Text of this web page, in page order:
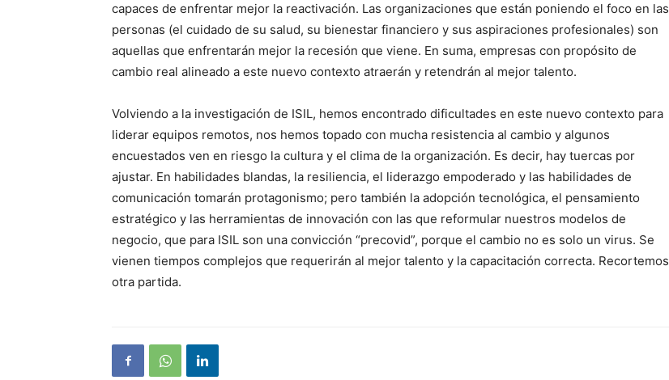
capaces de enfrentar mejor la reactivación. Las organizaciones que están poniendo el foco en las
personas (el cuidado de su salud, su bienestar financiero y sus aspiraciones profesionales) son
aquellas que enfrentarán mejor la recesión que viene. En suma, empresas con propósito de
cambio real alineado a este nuevo contexto atraerán y retendrán al mejor talento.
Volviendo a la investigación de ISIL, hemos encontrado dificultades en este nuevo contexto para
liderar equipos remotos, nos hemos topado con mucha resistencia al cambio y algunos
encuestados ven en riesgo la cultura y el clima de la organización. Es decir, hay tuercas por
ajustar. En habilidades blandas, la resiliencia, el liderazgo empoderado y las habilidades de
comunicación tomarán protagonismo; pero también la adopción tecnológica, el pensamiento
estratégico y las herramientas de innovación con las que reformular nuestros modelos de
negocio, que para ISIL son una convicción “precovid”, porque el cambio no es solo un virus. Se
vienen tiempos complejos que requerirán al mejor talento y la capacitación correcta. Recortemos
otra partida.